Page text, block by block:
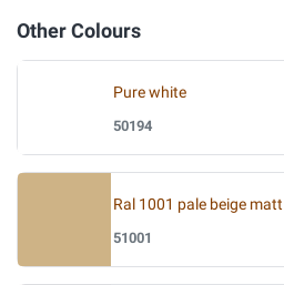
Other Colours
Pure white
50194
Ral 1001 pale beige matt
51001